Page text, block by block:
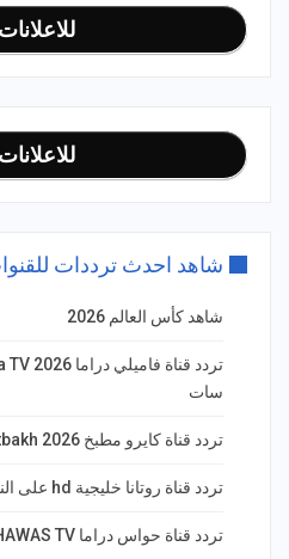
شاهد احدث ترددات
شاهد كأس العالم 2026
سات
تردد قناة كايرو مطبخ 2026 Cairo Matbakh على النايل سات
تردد قناة روتانا خليجية hd على النايل سات والعرب سات 2026
تردد قناة حواس دراما HAWAS TV على النايل سات 2026